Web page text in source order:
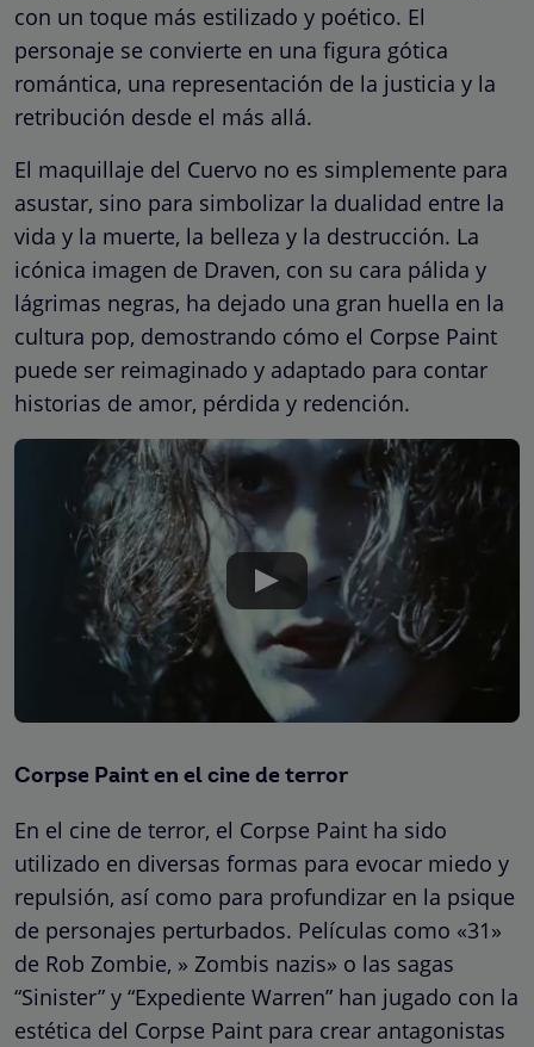
con un toque más estilizado y poético. El
personaje se convierte en una figura gótica
romántica, una representación de la justicia y la
retribución desde el más allá.
El maquillaje del Cuervo no es simplemente para
asustar, sino para simbolizar la dualidad entre la
vida y la muerte, la belleza y la destrucción. La
icónica imagen de Draven, con su cara pálida y
lágrimas negras, ha dejado una gran huella en la
cultura pop, demostrando cómo el Corpse Paint
puede ser reimaginado y adaptado para contar
historias de amor, pérdida y redención.
Corpse Paint en el cine de terror
En el cine de terror, el Corpse Paint ha sido
utilizado en diversas formas para evocar miedo y
repulsión, así como para profundizar en la psique
de personajes perturbados. Películas como «31»
de Rob Zombie, » Zombis nazis» o las sagas
“Sinister” y “Expediente Warren” han jugado con la
estética del Corpse Paint para crear antagonistas